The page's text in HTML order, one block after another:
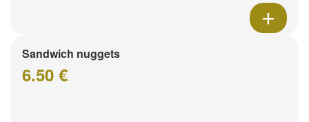
Sandwich nuggets
6.50 €